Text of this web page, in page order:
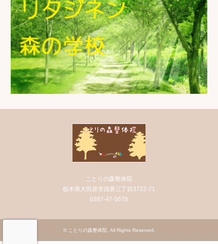
ことりの森整体院
栃木県大田原市浅香三丁目3722-71
0287-47-5678
© ことりの森整体院. All Rights Reserved.